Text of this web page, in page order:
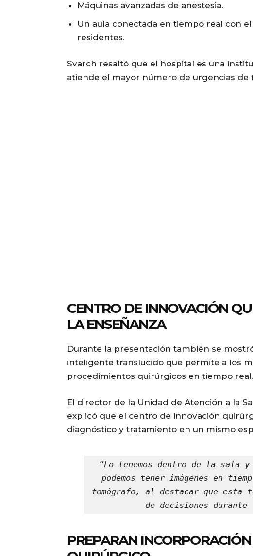
Máquinas avanzadas de anestesia.
Un aula conectada en tiempo real con
residentes.
Svarch resaltó que el hospital es una
atiende el mayor número de urgencias de
CENTRO DE INNOVACIÓN
LA ENSEÑANZA
Durante la presentación también se
inteligente translúcido que permite a los
procedimientos quirúrgicos en tiempo real.
El director de la Unidad de Atención a la
explicó que el centro de innovación
diagnóstico y tratamiento en un mismo
“Lo tenemos dentro de la sala y
podemos tener imágenes en
tomógrafo, al destacar que
de decisiones durante
PREPARAN